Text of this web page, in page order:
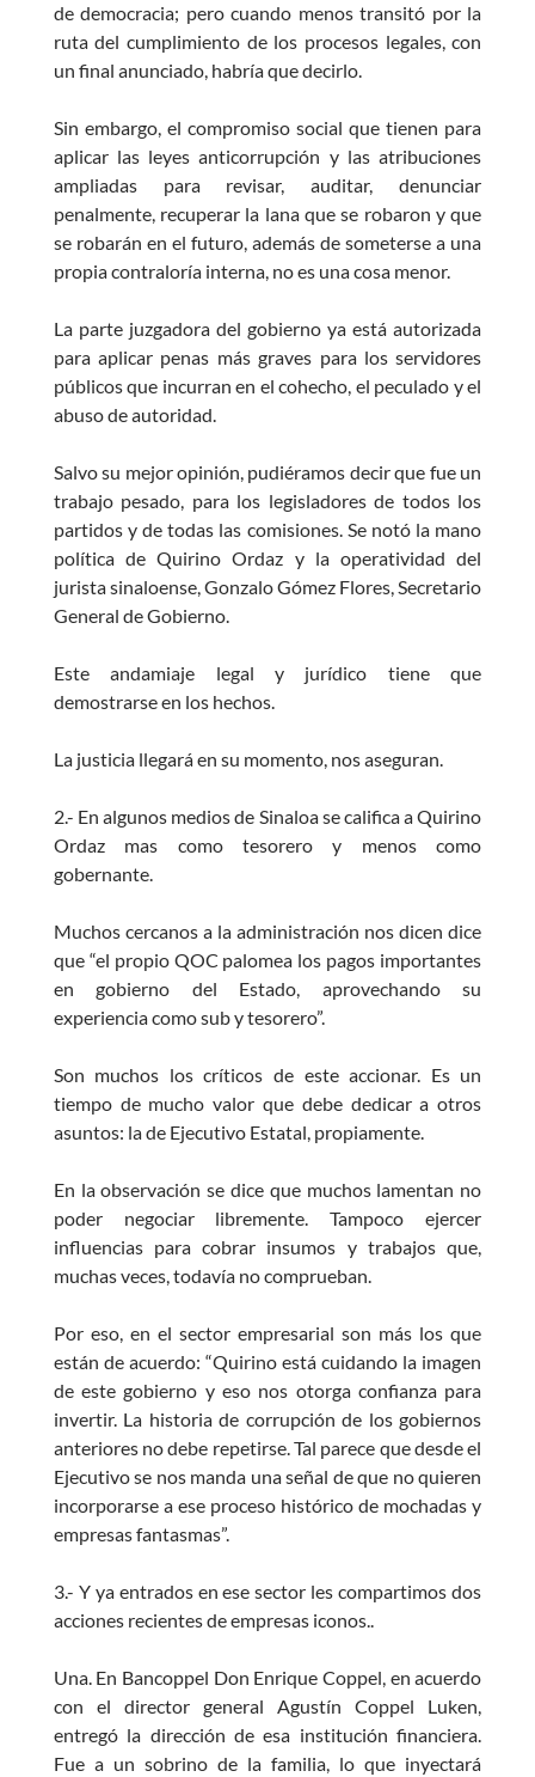
de democracia; pero cuando menos transitó por la
ruta del cumplimiento de los procesos legales, con
un final anunciado, habría que decirlo.
Sin embargo, el compromiso social que tienen para
aplicar las leyes anticorrupción y las atribuciones
ampliadas para revisar, auditar, denunciar
penalmente, recuperar la lana que se robaron y que
se robarán en el futuro, además de someterse a una
propia contraloría interna, no es una cosa menor.
La parte juzgadora del gobierno ya está autorizada
para aplicar penas más graves para los servidores
públicos que incurran en el cohecho, el peculado y el
abuso de autoridad.
Salvo su mejor opinión, pudiéramos decir que fue un
trabajo pesado, para los legisladores de todos los
partidos y de todas las comisiones. Se notó la mano
política de Quirino Ordaz y la operatividad del
jurista sinaloense, Gonzalo Gómez Flores, Secretario
General de Gobierno.
Este andamiaje legal y jurídico tiene que
demostrarse en los hechos.
La justicia llegará en su momento, nos aseguran.
2.- En algunos medios de Sinaloa se califica a Quirino
Ordaz mas como tesorero y menos como
gobernante.
Muchos cercanos a la administración nos dicen dice
que “el propio QOC palomea los pagos importantes
en gobierno del Estado, aprovechando su
experiencia como sub y tesorero”.
Son muchos los críticos de este accionar. Es un
tiempo de mucho valor que debe dedicar a otros
asuntos: la de Ejecutivo Estatal, propiamente.
En la observación se dice que muchos lamentan no
poder negociar libremente. Tampoco ejercer
influencias para cobrar insumos y trabajos que,
muchas veces, todavía no comprueban.
Por eso, en el sector empresarial son más los que
están de acuerdo: “Quirino está cuidando la imagen
de este gobierno y eso nos otorga confianza para
invertir. La historia de corrupción de los gobiernos
anteriores no debe repetirse. Tal parece que desde el
Ejecutivo se nos manda una señal de que no quieren
incorporarse a ese proceso histórico de mochadas y
empresas fantasmas”.
3.- Y ya entrados en ese sector les compartimos dos
acciones recientes de empresas iconos..
Una. En Bancoppel Don Enrique Coppel, en acuerdo
con el director general Agustín Coppel Luken,
entregó la dirección de esa institución financiera.
Fue a un sobrino de la familia, lo que inyectará